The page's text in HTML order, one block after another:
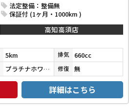
法定整備：整備無
保証付 (1ヶ月・1000km )
高知高須店
5km 排気 660cc
プラチナホワイトパール 修復 無
詳細はこちら